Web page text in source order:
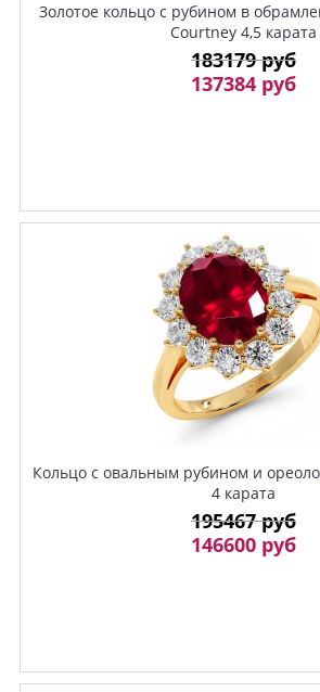
Золотое кольцо с рубином в
Courtney 4,5 карата
183179 руб
137384 руб
Кольцо с овальным рубином и
4 карата
195467 руб
146600 руб